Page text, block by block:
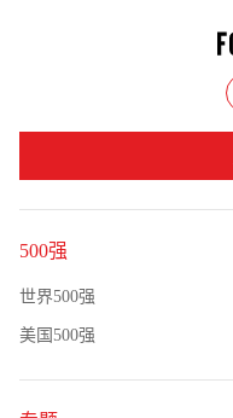
500强
世界500强
美国500强